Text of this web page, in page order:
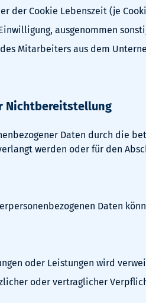
der Cookie Lebenszeit (je
ausgenommen
Mitarbeiters aus dem
Nichtbereitstellung
Daten durch die
werden oder für den
Daten
oder Leistungen wird
oder vertraglicher